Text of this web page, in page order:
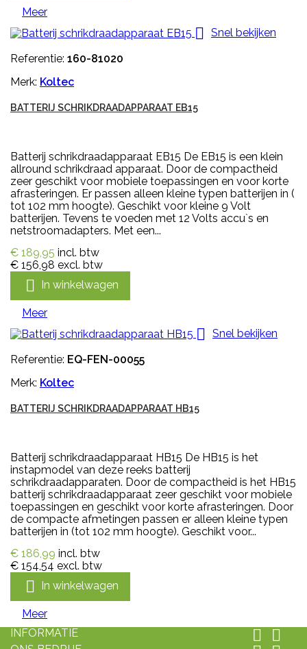
Meer

Snel bekijken
Referentie: 160-81020
Merk: Koltec
BATTERIJ SCHRIKDRAADAPPARAAT EB15
Batterij schrikdraadapparaat EB15 De EB15 is een klein
allround schrikdraad apparaat. Door de compactheid
zeer geschikt voor mobiele toepassingen en voor korte
afrasteringen. Er passen alleen kleine typen batterijen in (
tot 102 mm hoogte). Geschikt voor kleine 9 Volt
batterijen. Tevens te voeden met 12 Volts accu`s en
netstroomadapters. Met een...
€ 189,95 incl. btw
€ 156,98 excl. btw
 In winkelwagen
Meer

Snel bekijken
Referentie: EQ-FEN-00055
Merk: Koltec
BATTERIJ SCHRIKDRAADAPPARAAT HB15
Batterij schrikdraadapparaat HB15 De HB15 is het
instapmodel van deze reeks batterij
schrikdraadapparaten. Door de compactheid is het HB15
batterij schrikdraadapparaat zeer geschikt voor mobiele
toepassingen en geschikt voor korte afrasteringen. Door
de compacte afmetingen passen er alleen kleine typen
batterijen in (tot 102 mm hoogte). Geschikt voor...
€ 186,99 incl. btw
€ 154,54 excl. btw
 In winkelwagen
Meer
INFORMATIE
 